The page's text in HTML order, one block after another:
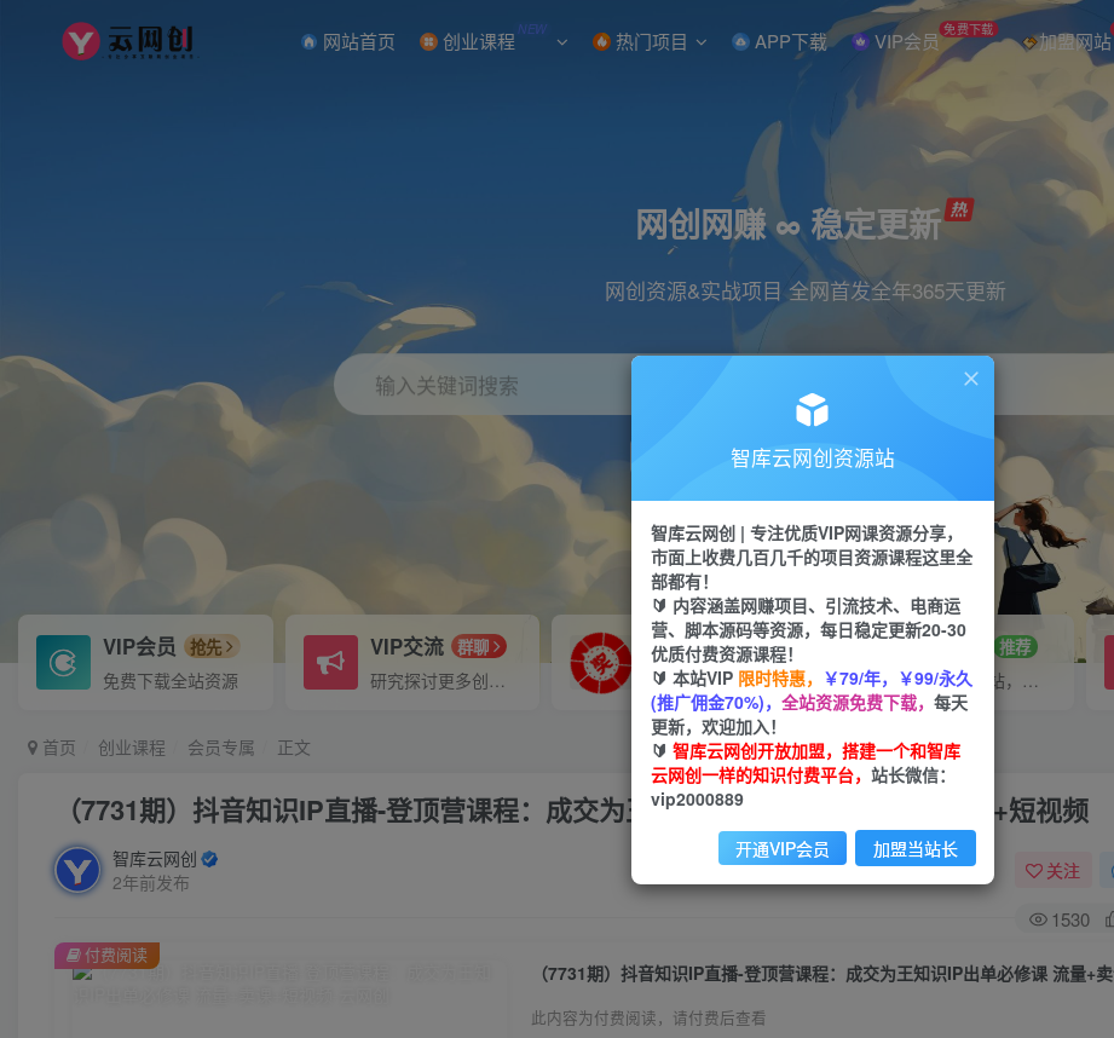
网站首页 创业课程 NEW 热门项目 APP下载 VIP会员 免费下载 加盟网站
网创网赚 ∞ 稳定更新
网创资源&实战项目 全网首发全年365天更新
输入关键词搜索
直播 小红书 剪辑
VIP会员 抢先
免费下载全站资源
VIP交流 群聊
研究探讨更多创业项目路子。
VIP推广
70%分佣
会员专属推广链接
招募站长 推荐
搭建同款网站，自己当老板
首页 创业课程 会员专属 正文
（7731期）抖音知识IP直播-登顶营课程：成交为王知识IP出单必修课 流量+卖课+短视频
智库云网创
2年前发布
关注
1530
此内容为付费阅读，请付费后查看
付费阅读
智库云网创资源站
智库云网创 | 专注优质VIP网课资源分享，
市面上收费几百几千的项目资源课程这里全
部都有！
🔰 内容涵盖网赚项目、引流技术、电商运
营、脚本源码等资源，每日稳定更新20-30
优质付费资源课程！
🔰 本站VIP 限时特惠， ￥79/年，￥99/永久
(推广佣金70%)， 全站资源免费下载， 每天
更新，欢迎加入！
🔰 智库云网创开放加盟，搭建一个和智库
云网创一样的知识付费平台， 站长微信：
vip2000889
开通VIP会员 加盟当站长